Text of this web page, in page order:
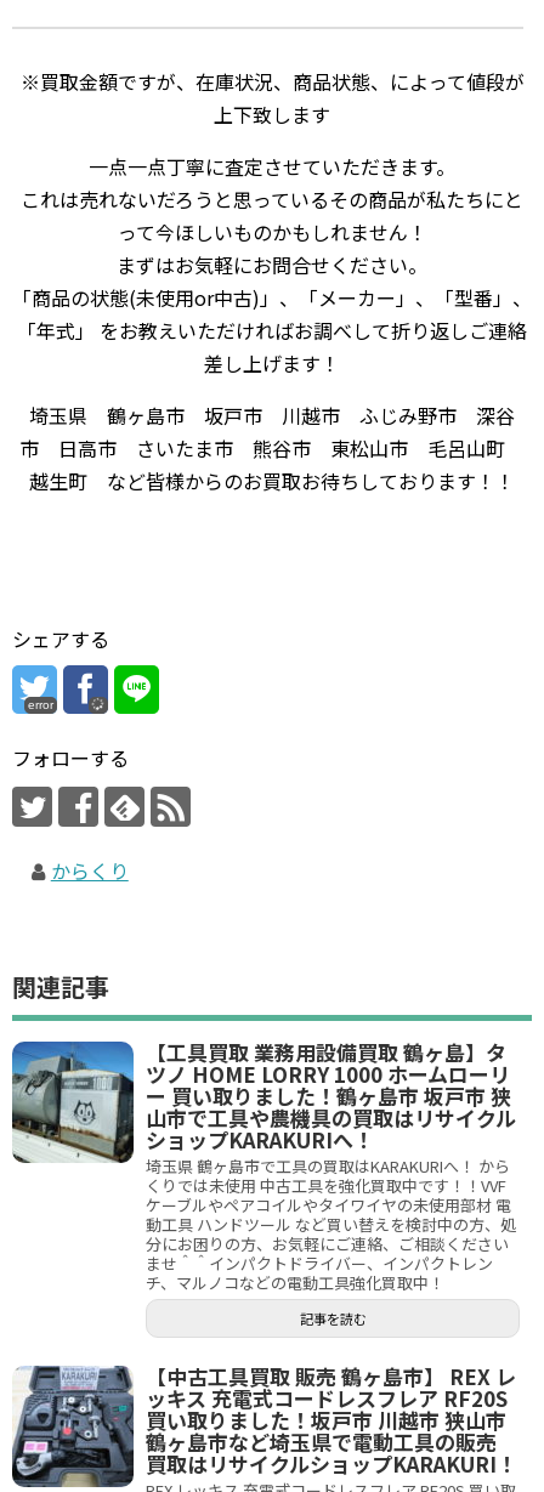
※買取金額ですが、在庫状況、商品状態、によって値段が
上下致します
一点一点丁寧に査定させていただきます。
これは売れないだろうと思っているその商品が私たちにと
って今ほしいものかもしれません！
まずはお気軽にお問合せください。
「商品の状態(未使用or中古)」、「メーカー」、「型番」、
「年式」 をお教えいただければお調べして折り返しご連絡
差し上げます！
埼玉県 鶴ヶ島市 坂戸市 川越市 ふじみ野市 深谷
市 日高市 さいたま市 熊谷市 東松山市 毛呂山町
越生町 など皆様からのお買取お待ちしております！！
シェアする
error
フォローする
からくり
関連記事
【工具買取 業務用設備買取 鶴ヶ島】タ
ツノ HOME LORRY 1000 ホームローリ
ー 買い取りました！鶴ヶ島市 坂戸市 狭
山市で工具や農機具の買取はリサイクル
ショップKARAKURIへ！
埼玉県 鶴ヶ島市で工具の買取はKARAKURIへ！ から
くりでは未使用 中古工具を強化買取中です！！VVF
ケーブルやペアコイルやタイワイヤの未使用部材 電
動工具 ハンドツール など買い替えを検討中の方、処
分にお困りの方、お気軽にご連絡、ご相談ください
ませ＾＾インパクトドライバー、インパクトレン
チ、マルノコなどの電動工具強化買取中！
記事を読む
【中古工具買取 販売 鶴ヶ島市】 REX レ
ッキス 充電式コードレスフレア RF20S
買い取りました！坂戸市 川越市 狭山市
鶴ヶ島市など埼玉県で電動工具の販売
買取はリサイクルショップKARAKURI！